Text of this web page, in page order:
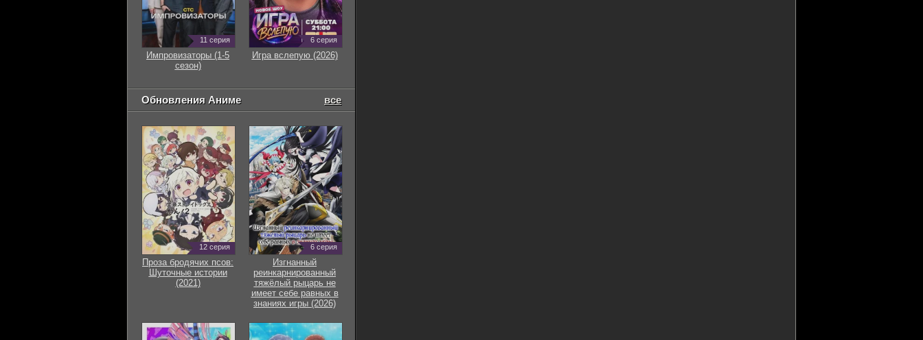
11 серия
Импровизаторы (1-5
сезон)
6 серия
Игра вслепую (2026)
Обновления Аниме все
12 серия
Проза бродячих псов:
Шуточные истории
(2021)
6 серия
Изгнанный
реинкарнированный
тяжёлый рыцарь не
имеет себе равных в
знаниях игры (2026)